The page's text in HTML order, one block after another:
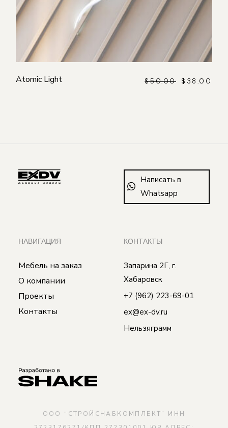
Atomic Light $50.00 $ 38.00
Написать в
Whatsapp
НАВИГАЦИЯ
Мебель на заказ
О компании
Проекты
Контакты
КОНТАКТЫ
Запарина 2Г, г.
Хабаровск
+7 (962) 223-69-01
ex@ex-dv.ru
Нельзяграмм
ООО “СТРОЙСНАБКОМПЛЕКТ” ИНН